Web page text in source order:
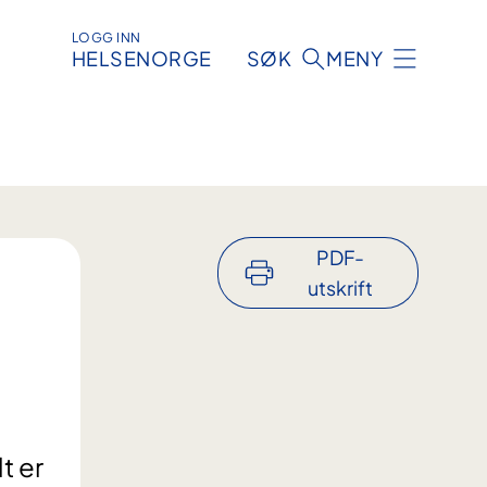
LOGG INN
HELSENORGE SØK MENY
er
PDF-
utskrift